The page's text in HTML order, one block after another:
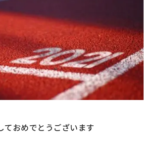
おめでとうございます